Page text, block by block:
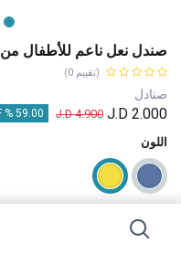
صندل نعل ناعم للأطفال من Shiba Inu
(تقييم 0)
صنادل
2.000
4.900
J.D
59.00 % OFF
اللون
قياس الأحذية